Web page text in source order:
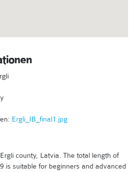
Ergli_IB_final1.jpg
county, Latvia. The total length of
is suitable for beginners and advanced